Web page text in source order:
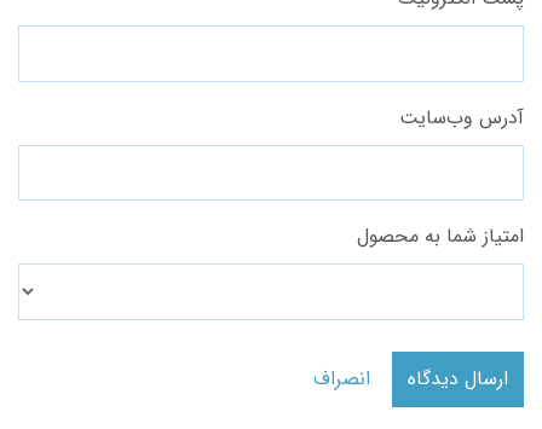
آدرس وب‌سایت
امتیاز شما به محصول
ارسال دیدگاه انصراف